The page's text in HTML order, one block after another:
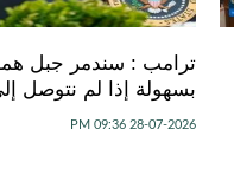
ترامب : سندمر جبل
بسهولة إذا لم نتوصل
28-07-2026 09:36 PM